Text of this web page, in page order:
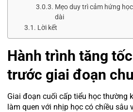
Mẹo duy trì cảm hứng
dài
Lời kết
Hành trình tăng
trước giai đoạn
Giai đoạn cuối cấp tiểu học thường
làm quen với nhịp học có chiều sâu